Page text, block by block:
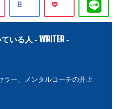
いる人 - WRITER -
ラー、メンタルコーチの井上